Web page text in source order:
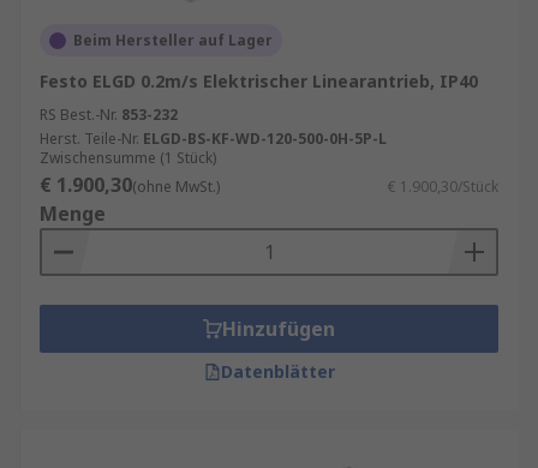
Beim Hersteller auf Lager
Festo ELGD 0.2m/s Elektrischer Linearantrieb, IP40
RS Best.-Nr. 853-232
Herst. Teile-Nr. ELGD-BS-KF-WD-120-500-0H-5P-L
Zwischensumme (1 Stück)
€ 1.900,30(ohne MwSt.) € 1.900,30/Stück
Menge
Hinzufügen
Datenblätter